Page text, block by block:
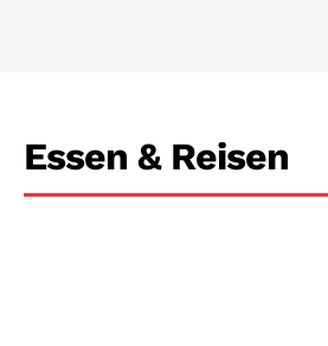
Essen & Reisen